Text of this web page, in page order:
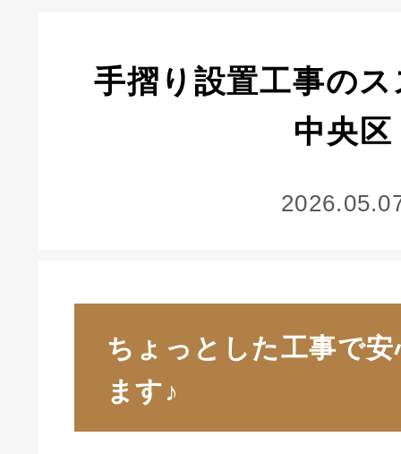
手摺り設置工事の
中央区
ちょっとした工事で
ます♪